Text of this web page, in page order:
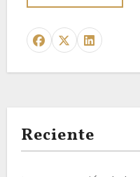
Reciente